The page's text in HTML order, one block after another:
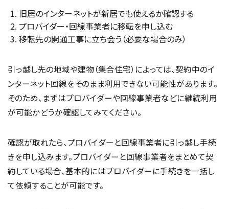
旧居のインターネットが新居でも使えるか確認する
プロバイダー・回線事業者に移転を申し込む
移転先の開通工事に立ち会う（必要な場合のみ）
引っ越し先の地域や建物（集合住宅）によっては、契約中のイ
ンターネット回線をそのまま利用できない可能性があります。
そのため、まずはプロバイダーや回線事業者などに継続利用
が可能かどうか確認してみてください。
確認が取れたら、プロバイダーと回線事業者に引っ越し手続
きを申し込みます。プロバイダーと回線事業者をまとめて契
約している場合、基本的にはプロバイダーに手続きを一括し
て依頼することが可能です。